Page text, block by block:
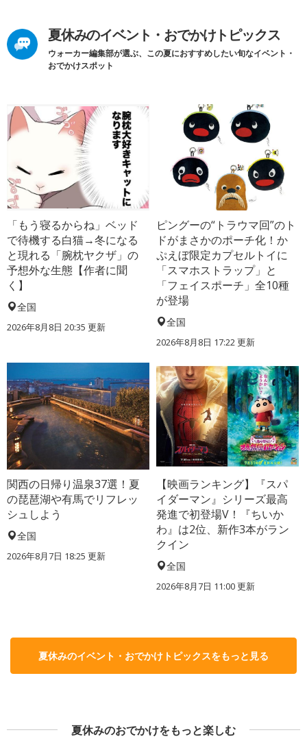
夏休みのイベント・おでかけトピックス
ウォーカー編集部が選ぶ、この夏におすすめしたい旬なイベント・
おでかけスポット
「もう寝るからね」ベッド
で待機する白猫→冬になる
と現れる「腕枕ヤクザ」の
予想外な生態【作者に聞
く】
全国
2026年8月8日 20:35 更新
ピングーの“トラウマ回”のト
ドがまさかのポーチ化！か
ぷえぼ限定カプセルトイに
「スマホストラップ」と
「フェイスポーチ」全10種
が登場
全国
2026年8月8日 17:22更新
関西の日帰り温泉37選！夏
の琵琶湖や有馬でリフレッ
シュしよう
全国
2026年8月7日 18:25 更新
【映画ランキング】『スパ
イダーマン』シリーズ最高
発進で初登場V！『ちいか
わ』は2位、新作3本がラン
クイン
全国
2026年8月7日 11:00更新
夏休みのイベント・おでかけトピックスをもっと見る
夏休みのおでかけをもっと楽しむ